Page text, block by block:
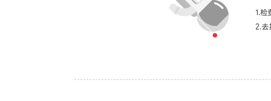
1.检
2.去